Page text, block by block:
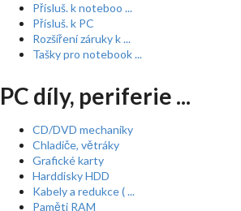
Přísluš. k noteboo ...
Přísluš. k PC
Rozšíření záruky k ...
Tašky pro notebook ...
PC díly, periferie ...
CD/DVD mechaniky
Chladiče, větráky
Grafické karty
Harddisky HDD
Kabely a redukce ( ...
Paměti RAM